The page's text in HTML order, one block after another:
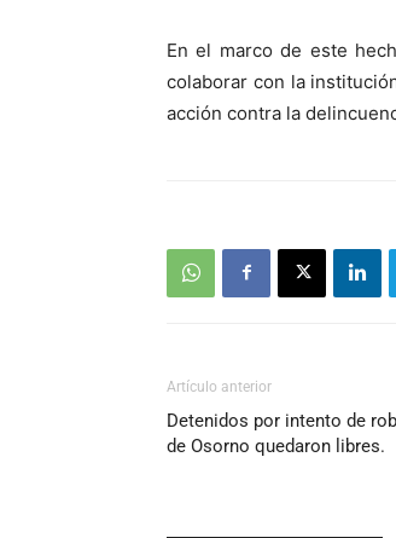
En el marco de este
colaborar con la
acción contra la
Artículo anterior
Detenidos por intento de
de Osorno quedaron libres.